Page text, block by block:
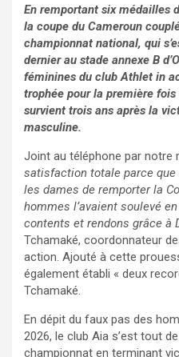
En remportant six médailles
la coupe du Cameroun
championnat national, qui
dernier au stade annexe B
féminines du club Athlet in
trophée pour la première
survient trois ans après la
masculine.
Joint au téléphone par notre
satisfaction totale parce que
les dames de remporter la
hommes l’avaient soulevé
contents et rendons grâce à
Tchamaké, coordonnateur
action. Ajouté à cette
également établi « deux
Tchamaké.
En dépit du faux pas des
2026, le club Aia s’est tout
championnat en terminant